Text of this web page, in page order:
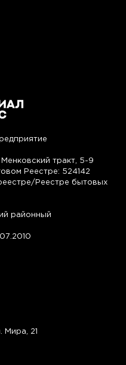
тракт, 5-9
Реестре: 524142
Реестре бытовых
районный
Мира, 21